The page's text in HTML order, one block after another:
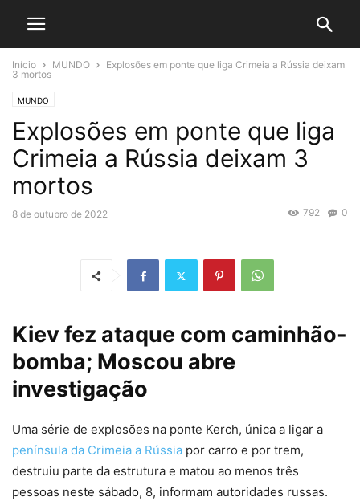
Início MUNDO
Explosões em ponte que liga Crimeia a Rússia deixam
3 mortos
MUNDO
Explosões em ponte que liga
Crimeia a Rússia deixam 3
mortos
8 de outubro de 2022 0
792
Kiev fez ataque com caminhão-
bomba; Moscou abre
investigação
Uma série de explosões na ponte Kerch, única a ligar a
península da Crimeia a Rússia por carro e por trem,
destruiu parte da estrutura e matou ao menos três
pessoas neste sábado, 8, informam autoridades russas.